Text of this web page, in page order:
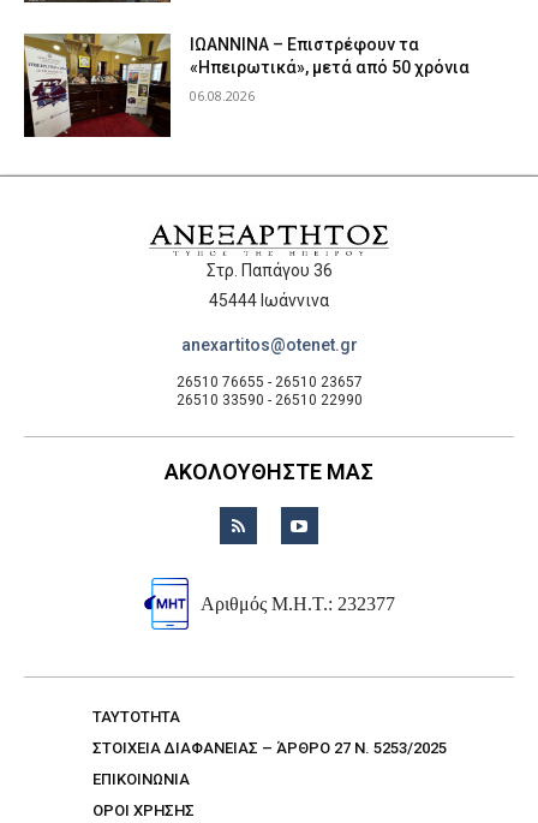
ΙΩΑΝΝΙΝΑ – Επιστρέφουν τα
«Ηπειρωτικά», μετά από 50 χρόνια
06.08.2026
Στρ. Παπάγου 36
45444 Ιωάννινα
anexartitos@otenet.gr
26510 76655 - 26510 23657
26510 33590 - 26510 22990
ΑΚΟΛΟΥΘΗΣΤΕ ΜΑΣ
Αριθμός Μ.Η.Τ.: 232377
TAYTOTHTA
ΣΤΟΙΧΕΙΑ ΔΙΑΦΑΝΕΙΑΣ – ΆΡΘΡΟ 27 Ν. 5253/2025
ΕΠΙΚΟΙΝΩΝΙΑ
ΟΡΟΙ ΧΡΗΣΗΣ